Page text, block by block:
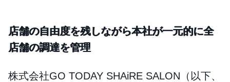
店舗の自由度を残しながら本社が一元的に全
店舗の調達を管理
株式会社GO TODAY SHAiRE SALON（以下、